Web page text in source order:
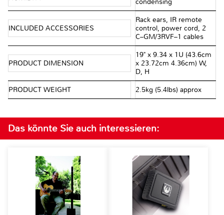
condensing
INCLUDED ACCESSORIES
Rack ears, IR remote
control, power cord, 2
C–GM/3RVF–1 cables
PRODUCT DIMENSION
19" x 9.34 x 1U (43.6cm
x 23.72cm 4.36cm) W,
D, H
PRODUCT WEIGHT 2.5kg (5.4lbs) approx
Das könnte Sie auch interessieren: